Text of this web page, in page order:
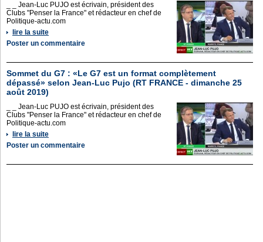
_ _ Jean-Luc PUJO est écrivain, président des
Clubs "Penser la France" et rédacteur en chef de
Politique-actu.com
lire la suite
Poster un commentaire
Sommet du G7 : «Le G7 est un format complètement
dépassé» selon Jean-Luc Pujo (RT FRANCE - dimanche 25
août 2019)
_ _ Jean-Luc PUJO est écrivain, président des
Clubs "Penser la France" et rédacteur en chef de
Politique-actu.com
lire la suite
Poster un commentaire